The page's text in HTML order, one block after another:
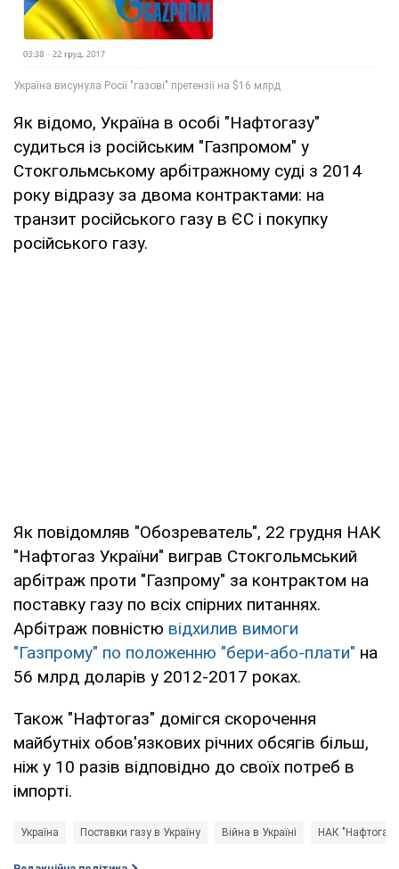
Як відомо, Україна в особі "Нафтогазу"
судиться із російським "Газпромом" у
Стокгольмському арбітражному суді з 2014
року відразу за двома контрактами: на
транзит російського газу в ЄС і покупку
російського газу.
Як повідомляв "Обозреватель", 22 грудня НАК
"Нафтогаз України" виграв Стокгольмський
арбітраж проти "Газпрому" за контрактом на
поставку газу по всіх спірних питаннях.
Арбітраж повністю відхилив вимоги
"Газпрому" по положенню "бери-або-плати" на
56 млрд доларів у 2012-2017 роках.
Також "Нафтогаз" домігся скорочення
майбутніх обов'язкових річних обсягів більш,
ніж у 10 разів відповідно до своїх потреб в
імпорті.
Україна Поставки газу в Україну Війна в Україні НАК "Нафтогаз"